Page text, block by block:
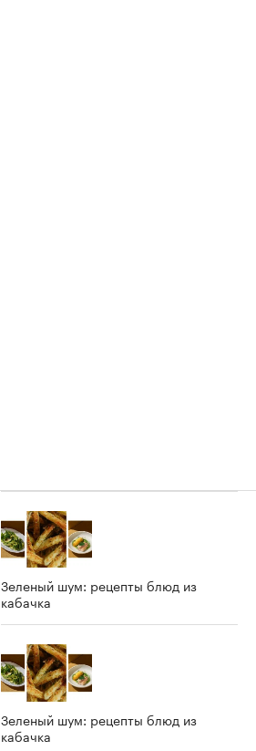
Зеленый шум: рецепты блюд из
кабачка
Зеленый шум: рецепты блюд из
кабачка